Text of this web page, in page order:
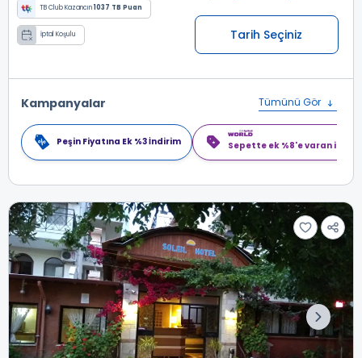
TB Club Kazancın1037 TB Puan
İptal Koşulu Tarih Seçiniz
Kampanyalar Tümünü Gör
Peşin Fiyatına Ek %3 İndirim Sepette ek %8'e varan